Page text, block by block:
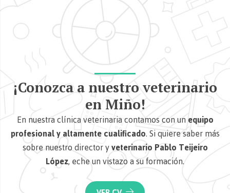
¡Conozca a nuestro veterinario
en Miño!
En nuestra clínica veterinaria contamos con unequipo
profesional y altamente cualificado. Si quiere saber más
sobre nuestro director yveterinario Pablo Teijeiro
López, eche un vistazo a su formación.